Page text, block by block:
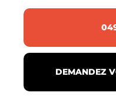
DEMANDEZ